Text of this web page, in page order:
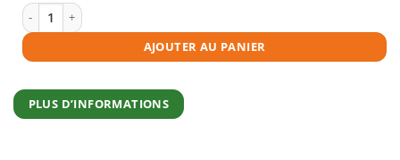
€4,95.
quantité de Cartouche d'encre compatible Epson 26XL (T2632) cyan
AJOUTER AU PANIER
PLUS D’INFORMATIONS